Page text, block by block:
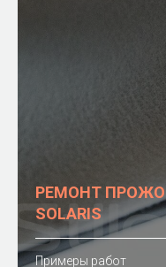
РЕМОНТ
SOLARIS
Примеры работ